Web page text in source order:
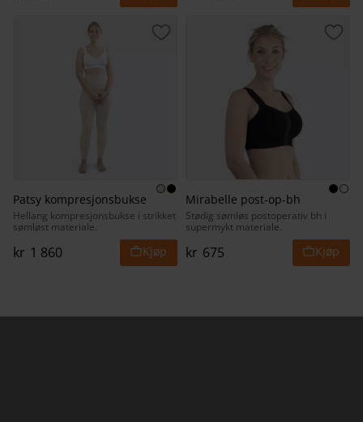
Patsy kompresjonsbukse
Hellang kompresjonsbukse i strikket
sømløst materiale.
kr 1 860
Lagre som favoritt
Mirabelle post-op-bh
Stødig sømløs postoperativ bh i
supermykt materiale.
kr 675